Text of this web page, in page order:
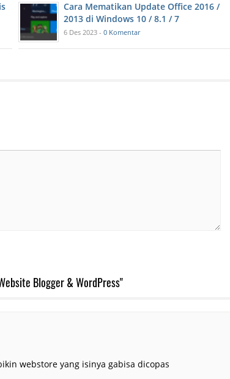
Cara Mematikan Update Office 2016 /
2013 di Windows 10 / 8.1 / 7
6 Des 2023 -0 Komentar
Blogger & WordPress"
webstore yang isinya gabisa dicopas